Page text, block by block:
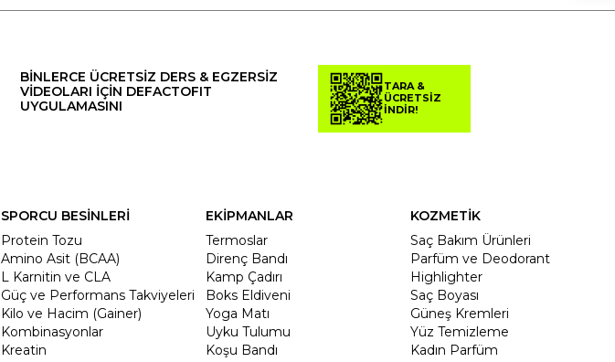
BİNLERCE ÜCRETSİZ DERS & EGZERSİZ
VİDEOLARI İÇİN DEFACTOFIT
UYGULAMASINI
TARA &
ÜCRETSİZ
İNDİR!
SPORCU BESİNLERİ
Protein Tozu
Amino Asit (BCAA)
L Karnitin ve CLA
Güç ve Performans Takviyeleri
Kilo ve Hacim (Gainer)
Kombinasyonlar
Kreatin
EKİPMANLAR
Termoslar
Direnç Bandı
Kamp Çadırı
Boks Eldiveni
Yoga Matı
Uyku Tulumu
Koşu Bandı
KOZMETİK
Saç Bakım Ürünleri
Parfüm ve Deodorant
Highlighter
Saç Boyası
Güneş Kremleri
Yüz Temizleme
Kadın Parfüm